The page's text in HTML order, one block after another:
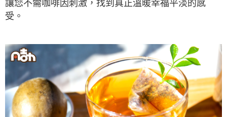
讓您不需咖啡因刺激，找到真正溫暖幸福平淡的感
受。